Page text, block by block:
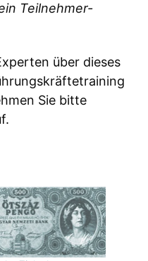
Teilnehmer-
über dieses
Sie bitte